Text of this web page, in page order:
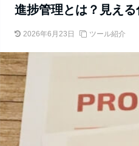
進捗管理とは？見え
2026年6月23日 ツール紹介